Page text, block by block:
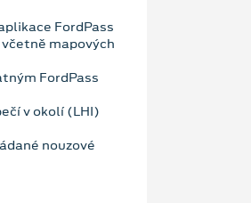
FordPass
mapových
FordPass
v okolí (LHI)
nouzové